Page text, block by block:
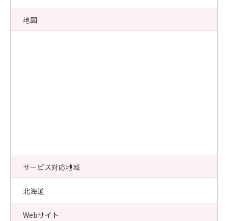
地図
サービス対応地域
北海道
Webサイト